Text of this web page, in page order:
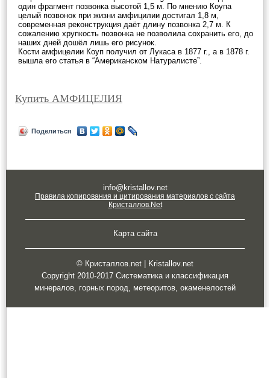
один фрагмент позвонка высотой 1,5 м. По мнению Коупа
целый позвонок при жизни амфицилии достигал 1,8 м,
современная реконструкция даёт длину позвонка 2,7 м. К
сожалению хрупкость позвонка не позволила сохранить его, до
наших дней дошёл лишь его рисунок.
Кости амфицелии Коуп получил от Лукаса в 1877 г., а в 1878 г.
вышла его статья в “Американском Натуралисте”.
Купить АМФИЦЕЛИЯ
Поделиться
info@kristallov.net
Правила копирования и цитирования материалов с сайта
Кристаллов.Net
Карта сайта
© Кристаллов.net | Kristallov.net
Copyright 2010-2017 Систематика и классификация
минералов, горных пород, метеоритов, окаменелостей